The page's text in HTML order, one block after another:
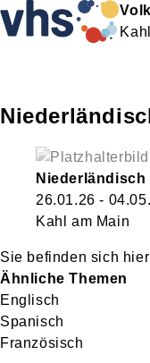
Niederländisch
26.01.26 -
Kahl am Main
Ähnliche Themen
Englisch
Spanisch
Französisch